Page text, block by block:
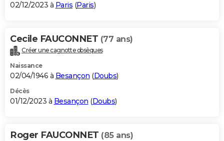
02/12/2023 à Paris (Paris)
Cecile FAUCONNET (77 ans)
Créer une cagnotte obsèques
Naissance
02/04/1946 à Besançon (Doubs)
Décès
01/12/2023 à Besançon (Doubs)
Roger FAUCONNET (85 ans)